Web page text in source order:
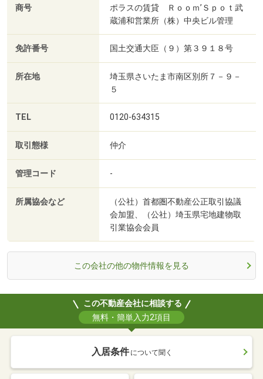
商号
ポラスの賃貸 Ｒｏｏｍ’Ｓｐｏｔ武
蔵浦和営業所（株）中央ビル管理
免許番号 国土交通大臣（９）第３９１８号
所在地
埼玉県さいたま市南区別所７－９－
５
TEL 0120-634315
取引態様 仲介
管理コード -
所属協会など
（公社）首都圏不動産公正取引協議
会加盟、（公社）埼玉県宅地建物取
引業協会会員
この会社の他の物件情報を見る
この不動産会社に相談する
無料・簡単入力2項目
入居条件 について聞く